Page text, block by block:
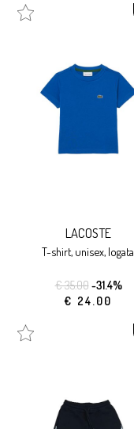
LACOSTE
t-shirt, unisex, logata.
€ 35.00-31.4%
€ 24.00